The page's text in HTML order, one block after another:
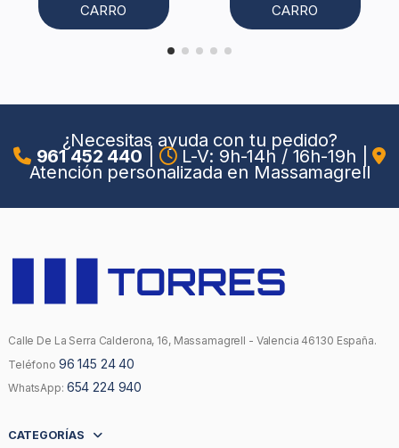
CARRO
CARRO
¿Necesitas ayuda con tu pedido?
961 452 440 L-V: 9h-14h / 16h-19h
Atención personalizada en Massamagrell
Calle De La Serra Calderona, 16, Massamagrell - Valencia 46130 España.
Teléfono 96 145 24 40
WhatsApp: 654 224 940
CATEGORÍAS